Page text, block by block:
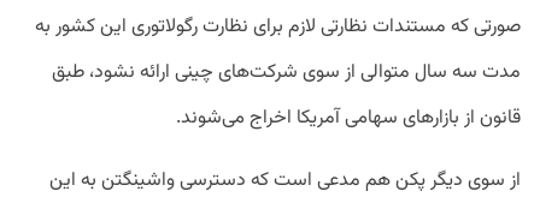
صورتی که مستندات نظارتی لازم برای نظارت رگولاتوری این کشور به
مدت سه سال متوالی از سوی شرکت‌های چینی ارائه نشود، طبق
قانون از بازارهای سهامی آمریکا اخراج می‌شوند.
از سوی دیگر پکن هم مدعی است که دسترسی واشینگتن به این